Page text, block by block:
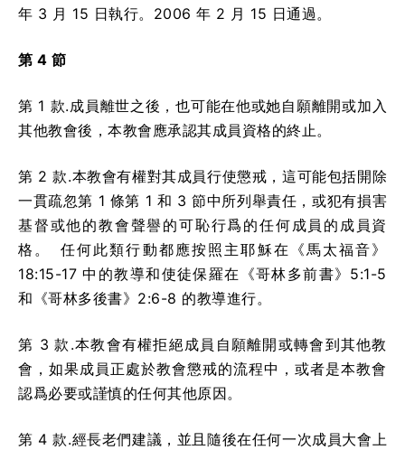
年 3 月 15 日執行。2006 年 2 月 15 日通過。
第 4 節
第 1 款.成員離世之後，也可能在他或她自願離開或加入
其他教會後，本教會應承認其成員資格的終止。
第 2 款.本教會有權對其成員行使懲戒，這可能包括開除
一貫疏忽第 1 條第 1 和 3 節中所列舉責任，或犯有損害
基督或他的教會聲譽的可恥行爲的任何成員的成員資
格。 任何此類行動都應按照主耶穌在《馬太福音》
18:15-17 中的教導和使徒保羅在《哥林多前書》5:1-5
和《哥林多後書》2:6-8 的教導進行。
第 3 款.本教會有權拒絕成員自願離開或轉會到其他教
會，如果成員正處於教會懲戒的流程中，或者是本教會
認爲必要或謹慎的任何其他原因。
第 4 款.經長老們建議，並且隨後在任何一次成員大會上